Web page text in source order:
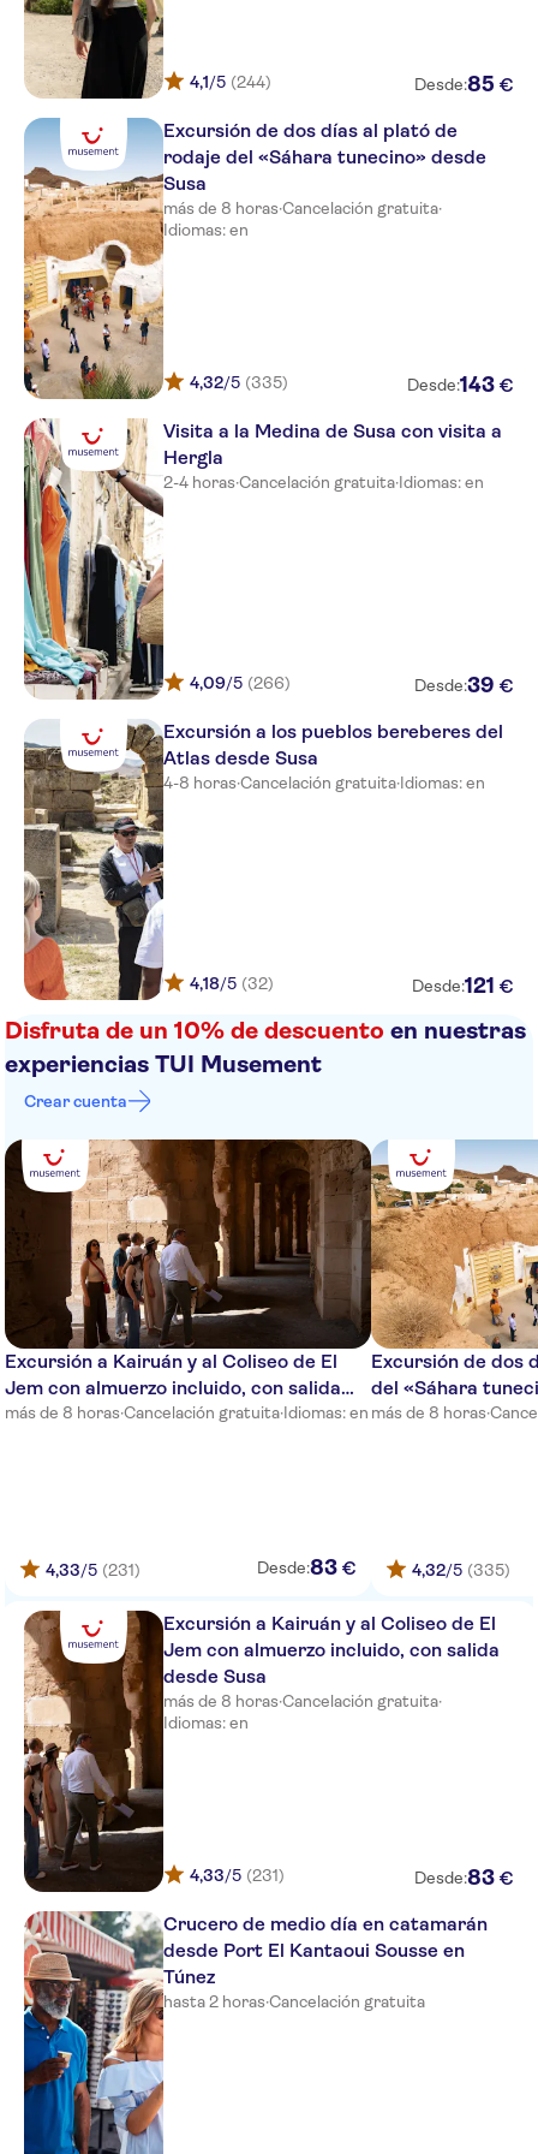
Sousse Palace
Houria Palace
Sahara Beach
Holiday Village Aqı Skanes
Resort
Dreams Beach
Tej Marhaba
Kanta
Les Maisons des Jardins
HILTON SKANES MONASTIR
Marhaba Royal Salem
Marhaba Club
Club Rosa Rivage
Seabel Alhambra Beach Golf &
Spa
Helya Beach And Spa Monastir
Hôtel
Eden Club Skanes
Thalassa Village Skanes
Delphin Habib
Jaz Tour Khalaf
Orient Palace
Houda Golf Beach & Aquapark
Royal Thalassa Monastir
Sousse City & Beach
MONASTIR CENTRE
Kantaoui Bey
Riviera
Tropicana Club
Hasdrubal Thalassa & Spa Port
El Kantaoui Hotel
La Gondole
El Ksar Resort & Thalasso
Marhaba Beach
Le Monaco Hôtel & Thalasso
El Hana hannibal palace
MARHABA SALEM
TUI SENSIMAR Scheherazade
El Faracha
Royal Kenz Thalasso & Spa
El Mouradi Club Selima
El Mouradi Port El Kantaoui
4,1/5 (244) Desde:85 €
Excursión de dos días al plató de
rodaje del «Sáhara tunecino» desde
Susa
más de 8 horas·Cancelación gratuita·
Idiomas: en
4,32/5 (335) Desde:143 €
Visita a la Medina de Susa con visita a
Hergla
2-4 horas·Cancelación gratuita·Idiomas: en
4,09/5 (266) Desde:39 €
Excursión a los pueblos bereberes del
Atlas desde Susa
4-8 horas·Cancelación gratuita·Idiomas: en
4,18/5 (32) Desde:121 €
Disfruta de un 10% de descuento en nuestras
experiencias TUI Musement
Crear cuenta
Excursión a Kairuán y al Coliseo de El
Jem con almuerzo incluido, con salida
desde Susa
más de 8 horas·Cancelación gratuita·Idiomas: en
4,33/5 (231) Desde:83 €
Excursión de dos
del «Sáhara
más de 8 horas·
4,32/5 (335)
Excursión a Kairuán y al Coliseo de El
Jem con almuerzo incluido, con salida
desde Susa
más de 8 horas·Cancelación gratuita·
Idiomas: en
4,33/5 (231) Desde:83 €
Crucero de medio día en catamarán
desde Port El Kantaoui Sousse en
Túnez
hasta 2 horas·Cancelación gratuita